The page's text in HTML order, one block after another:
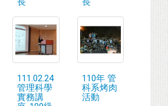
111.02.24
管理科學
實務講
110年 管
科系烤肉
活動